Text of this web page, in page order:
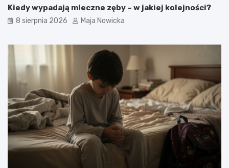
Kiedy wypadają mleczne zęby – w jakiej kolejności?
8 sierpnia 2026 Maja Nowicka